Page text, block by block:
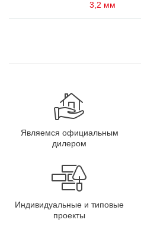
3,2 мм
Являемся официальным
дилером
Индивидуальные и типовые
проекты